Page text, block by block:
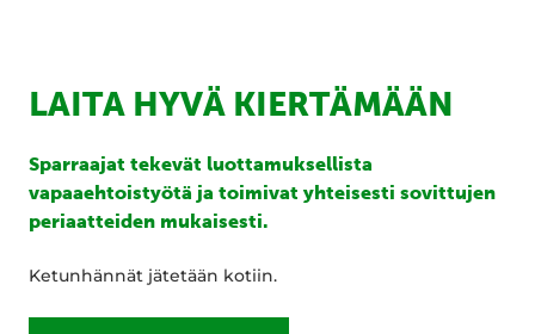
LAITA HYVÄ KIERTÄMÄÄN
Sparraajat tekevät luottamuksellista
vapaaehtoistyötä ja toimivat yhteisesti sovittujen
periaatteiden mukaisesti.
Ketunhännät jätetään kotiin.